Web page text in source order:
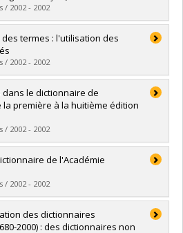
Papyrus
2002 - 2002
Papyrus
termes : l'utilisation des
2002 - 2002
Papyrus
le dictionnaire de
première à la huitième édition
2002 - 2002
Papyrus
de l'Académie
2002 - 2002
des dictionnaires
2000) : des dictionnaires non